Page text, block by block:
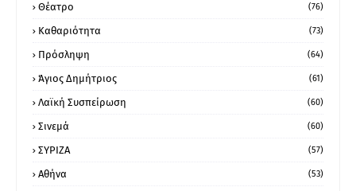
Θέατρο (76)
Καθαριότητα (73)
Πρόσληψη (64)
Άγιος Δημήτριος (61)
Λαϊκή Συσπείρωση (60)
Σινεμά (60)
ΣΥΡΙΖΑ (57)
Αθήνα (53)